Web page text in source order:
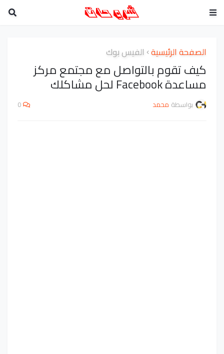
الصفحة الرئيسية الفيس بوك
كيف تقوم بالتواصل مع مجتمع مركز
مساعدة Facebook لحل مشاكلك
بواسطة محمد 0